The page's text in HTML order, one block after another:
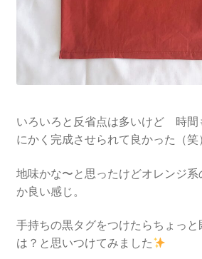
いろいろと反省点は多いけど 時間
にかく完成させられて良かった（笑）
地味かな〜と思ったけどオレンジ
か良い感じ。
手持ちの黒タグをつけたらちょっ
は？と思いつけてみました